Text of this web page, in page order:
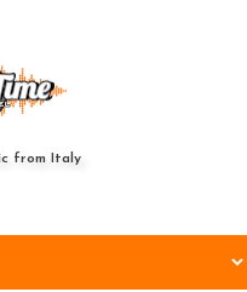
from Italy